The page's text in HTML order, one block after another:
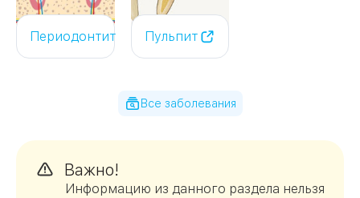
Периодонтит Пульпит
Все заболевания
Важно!
Информацию из данного раздела нельзя